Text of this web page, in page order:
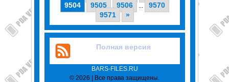
9504
9505 9506
9570
9571
»
Полная версия
BARS-FILES.RU
© 2026 | Все права защищены.